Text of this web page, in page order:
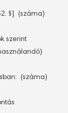
 (száma)
szerint
 (száma)